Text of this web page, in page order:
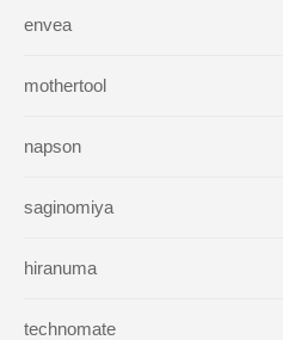
envea
mothertool
napson
saginomiya
hiranuma
technomate